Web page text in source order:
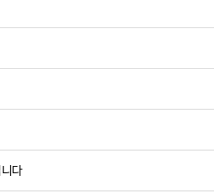
딩과 공간 마케팅은 단지 ‘멋을 내기 위한 선
태권도장은 ‘어떻게 가르치느냐’ 못지않게
시대다.
다